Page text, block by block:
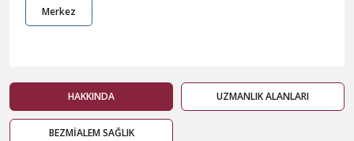
Merkez
HAKKINDA UZMANLIK ALANLARI
BEZMİALEM SAĞLIK